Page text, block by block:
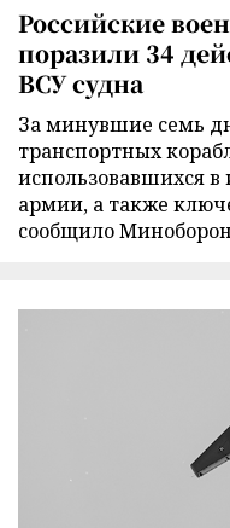
Российские
поразили 34
ВСУ судна
За минувшие семь
транспортных
использовавшихся в
армии, а также
сообщило